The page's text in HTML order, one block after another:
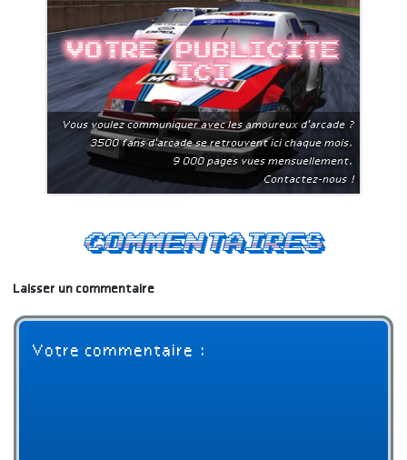
Votre publicite
ici
Vous voulez communiquer avec les amoureux d'arcade ?
3500 fans d'arcade se retrouvent ici chaque mois.
9 000 pages vues mensuellement.
Contactez-nous !
Commentaires
Laisser un commentaire